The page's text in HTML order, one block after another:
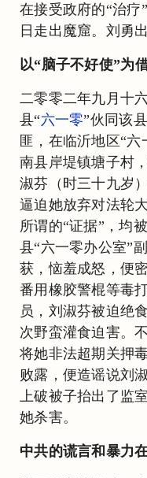
在接受政府的“治疗
日走出魔窟。刘勇
以“脑子不好使”为
二零零二年九月十
县“六一零”伙同该
匪，在临沂地区“
南县岸堤镇塘子村
淑芬（时三十九岁
逼迫她放弃对法轮
所谓的“证据”，均
县“六一零办公室”
获，恼羞成怒，便
番用橡胶警棍等毒
员，刘淑芬被迫绝
次野蛮灌食迫害。
将她非法超期关押
败露，便造谣说刘
上破被子抬出了监
她杀害。
中共的谎言和暴力